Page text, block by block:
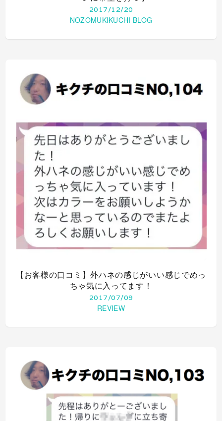
2017/12/20
NOZOMUKIKUCHI BLOG
【お客様の口コミ】外ハネの感じがいい感じでめっ
ちゃ気に入ってます！
2017/07/09
REVIEW